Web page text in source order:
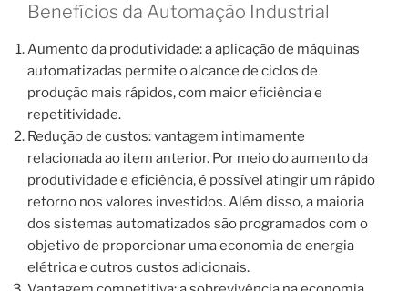
Benefícios da Automação Industrial
Aumento da produtividade: a aplicação de máquinas
automatizadas permite o alcance de ciclos de
produção mais rápidos, com maior eficiência e
repetitividade.
Redução de custos: vantagem intimamente
relacionada ao item anterior. Por meio do aumento da
produtividade e eficiência, é possível atingir um rápido
retorno nos valores investidos. Além disso, a maioria
dos sistemas automatizados são programados com o
objetivo de proporcionar uma economia de energia
elétrica e outros custos adicionais.